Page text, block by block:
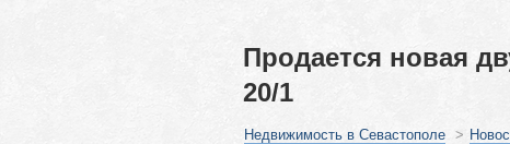
Продается новая
20/1
Недвижимость в Севастополе >